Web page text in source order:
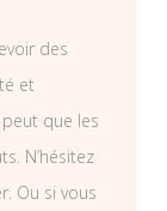
des
et
que les
N’hésitez
Ou si vous